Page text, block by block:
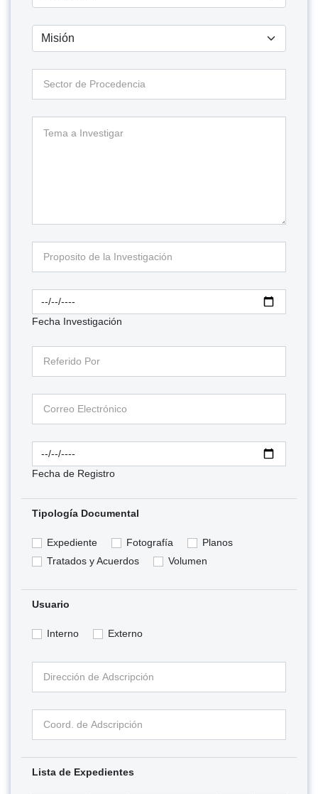
Fecha Investigación
Fecha de Registro
Tipología Documental
Expediente Fotografía
Planos
Tratados y Acuerdos
Volumen
Usuario
Interno Externo
Lista de Expedientes